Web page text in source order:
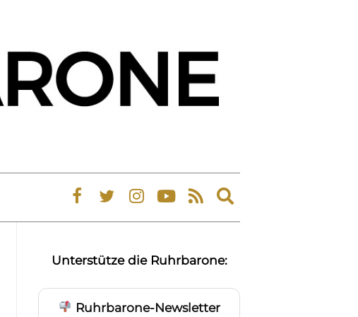
Expand
search
Unterstütze die Ruhrbarone:
Ruhrbarone-Newsletter